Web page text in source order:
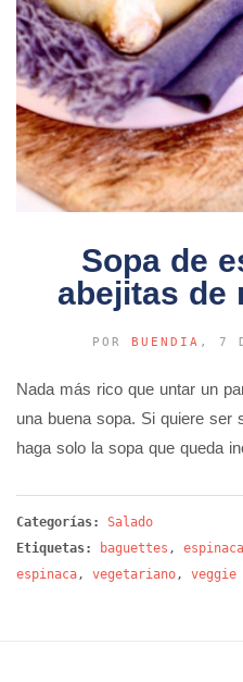
Sopa de
abejitas de
POR BUENDIA , 7
Nada más rico que untar un
una buena sopa. Si quiere ser
haga solo la sopa que queda
Categorías: Salado
Etiquetas:
baguettes ,
espinaca, vegetariano, veggie